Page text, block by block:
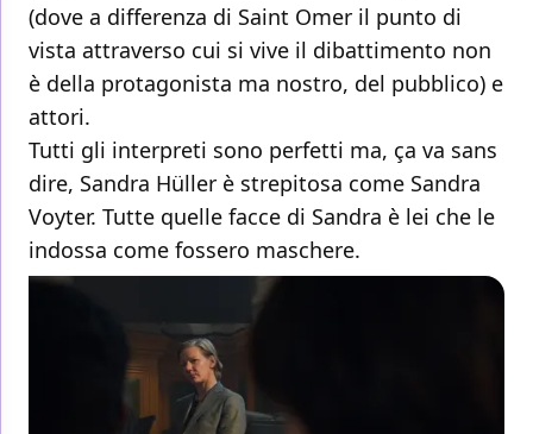
(dove a differenza di Saint Omer il punto di
vista attraverso cui si vive il dibattimento non
è della protagonista ma nostro, del pubblico) e
attori.
Tutti gli interpreti sono perfetti ma, ça va sans
dire, Sandra Hüller è strepitosa come Sandra
Voyter. Tutte quelle facce di Sandra è lei che le
indossa come fossero maschere.